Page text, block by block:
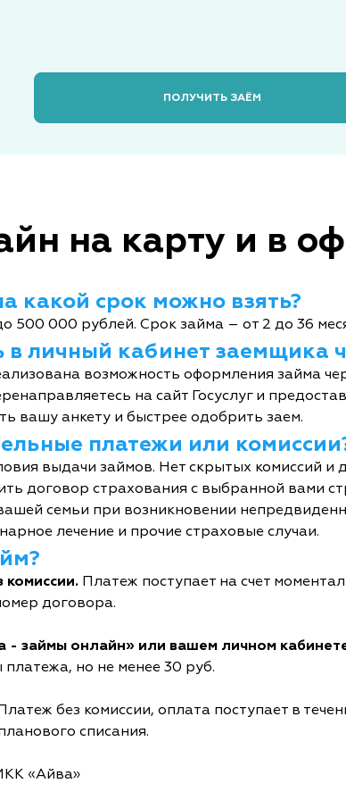
ПОЛУЧИТЬ ЗАЁМ
на карту и в
какой срок можно взять?
500 000 рублей. Срок займа – от 2 до 36
в личный кабинет заемщика
возможность оформления займа
на сайт Госуслуг и
вашу анкету и быстрее одобрить заем.
платежи или
выдачи займов. Нет скрытых комиссий
договор страхования с выбранной вами
семьи при возникновении
лечение и прочие страховые случаи.
Платеж поступает на счет
договора.
- займы онлайн» или вашем личном
платежа, но не менее 30 руб.
без комиссии, оплата поступает в
списания.
«Айва»